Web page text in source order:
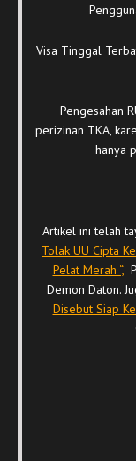
Visa Tinggal
Pengesahan
perizinan TKA,
hanya
Artikel ini telah
Tolak UU Cipta
Pelat Merah “,
Demon Daton.
Disebut Siap